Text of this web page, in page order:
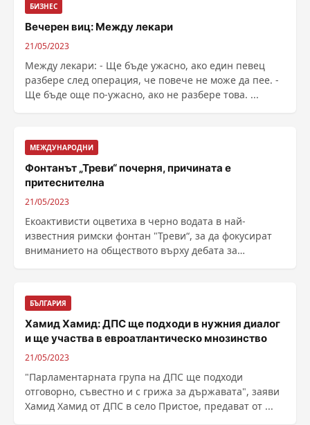
БИЗНЕС
Вечерен виц: Между лекари
21/05/2023
Между лекари: - Ще бъде ужасно, ако един певец
разбере след операция, че повече не може да пее. -
Ще бъде още по-ужасно, ако не разбере това. ...
МЕЖДУНАРОДНИ
Фонтанът „Треви“ почерня, причината е
притеснителна
21/05/2023
Екоактивисти оцветиха в черно водата в най-
известния римски фонтан "Треви“, за да фокусират
вниманието на обществото върху дебата за
БЪЛГАРИЯ
Хамид Хамид: ДПС ще подходи в нужния диалог
и ще участва в евроатлантическо мнозинство
21/05/2023
"Парламентарната група на ДПС ще подходи
отговорно, съвестно и с грижа за държавата", заяви
Хамид Хамид от ДПС в село Пристое, предават от ...